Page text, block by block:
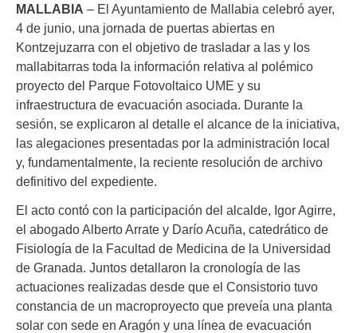
MALLABIA – El Ayuntamiento de Mallabia celebró ayer,
4 de junio, una jornada de puertas abiertas en
Kontzejuzarra con el objetivo de trasladar a las y los
mallabitarras toda la información relativa al polémico
proyecto del Parque Fotovoltaico UME y su
infraestructura de evacuación asociada. Durante la
sesión, se explicaron al detalle el alcance de la iniciativa,
las alegaciones presentadas por la administración local
y, fundamentalmente, la reciente resolución de archivo
definitivo del expediente.
El acto contó con la participación del alcalde, Igor Agirre,
el abogado Alberto Arrate y Darío Acuña, catedrático de
Fisiología de la Facultad de Medicina de la Universidad
de Granada. Juntos detallaron la cronología de las
actuaciones realizadas desde que el Consistorio tuvo
constancia de un macroproyecto que preveía una planta
solar con sede en Aragón y una línea de evacuación